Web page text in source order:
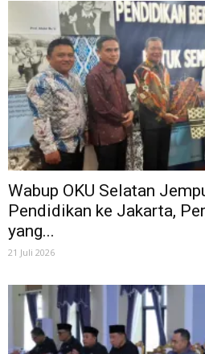
Wabup OKU Selatan
Pendidikan ke Jakarta,
yang...
21 Juli 2026